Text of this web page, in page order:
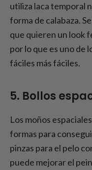
utiliza laca temporal
forma de calabaza.
que quieren un look
por lo que es uno de
fáciles más fáciles.
5. Bollos
Los moños
formas para
pinzas para el pelo
puede mejorar el